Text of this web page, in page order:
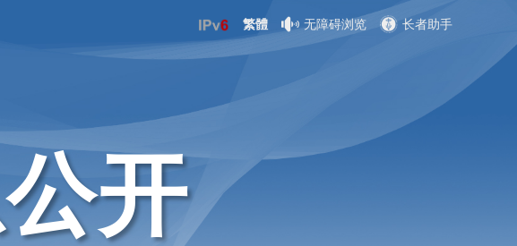
繁體 无障碍浏览 长者助手
开